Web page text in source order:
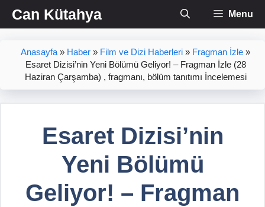
İçeriğe
atlaCan Kütahya Menu
Anasayfa » Haber » Film ve Dizi Haberleri » Fragman İzle »
Esaret Dizisi’nin Yeni Bölümü Geliyor! – Fragman İzle (28
Haziran Çarşamba) , fragmanı, bölüm tanıtımı İncelemesi
Esaret Dizisi’nin
Yeni Bölümü
Geliyor! – Fragman